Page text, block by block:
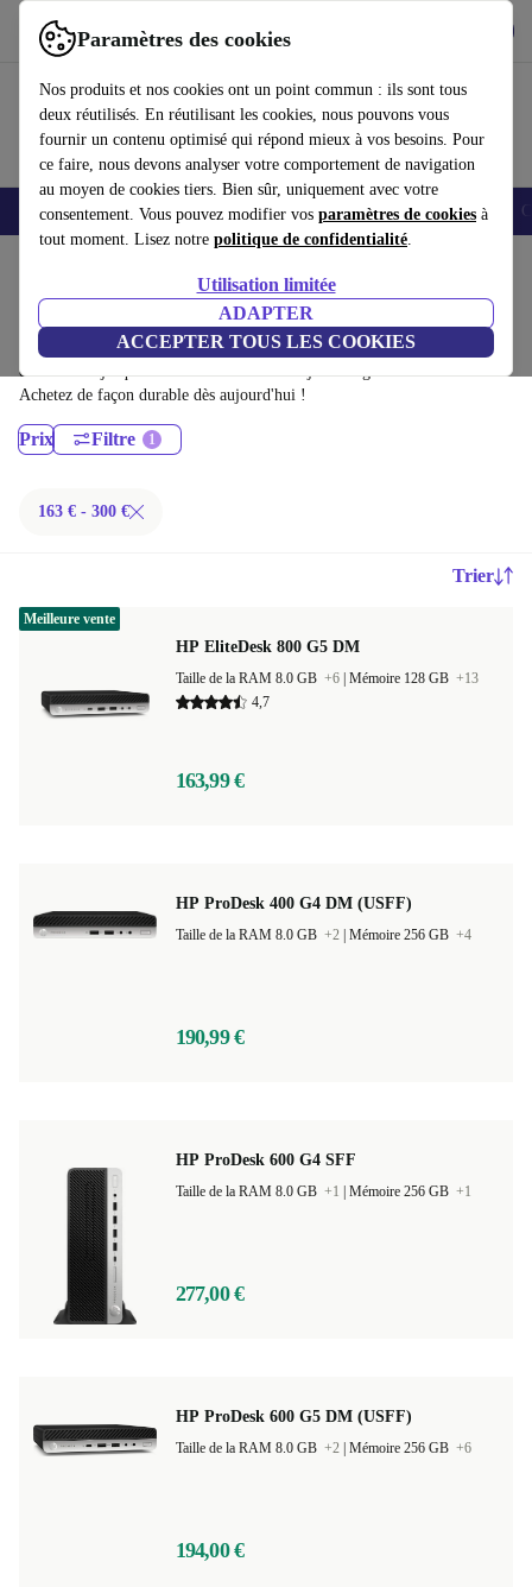
Paramètres des cookies
Nos produits et nos cookies ont un point commun : ils sont tous
deux réutilisés. En réutilisant les cookies, nous pouvons vous
fournir un contenu optimisé qui répond mieux à vos besoins. Pour
ce faire, nous devons analyser votre comportement de navigation
au moyen de cookies tiers. Bien sûr, uniquement avec votre
consentement. Vous pouvez modifier vos paramètres de cookies à
tout moment. Lisez notre politique de confidentialité.
Utilisation limitée
ADAPTER
ACCEPTER TOUS LES COOKIES
Utilisez refurbed rapidement et facilement
Smartphones Laptops Tablettes Montres connectées Accessoires
Ordinateurs de bureau HP:
Ordinateurs de bureau HP certifiés reconditionnés à moins de 300€ –
économisez jusqu'à 40 %. Retours sous 30 jours et garantie de 12 mois.
Achetez de façon durable dès aujourd'hui !
Prix Filtre
163 € - 300 €
Trier
HP EliteDesk 800 G5 DM
Taille de la RAM 8.0 GB +6 Mémoire 128 GB +13
4,7
163,99 €
Meilleure vente
HP ProDesk 400 G4 DM (USFF)
Taille de la RAM 8.0 GB +2 Mémoire 256 GB +4
190,99 €
HP ProDesk 600 G4 SFF
Taille de la RAM 8.0 GB +1 Mémoire 256 GB +1
277,00 €
HP ProDesk 600 G5 DM (USFF)
Taille de la RAM 8.0 GB +2 Mémoire 256 GB +6
194,00 €